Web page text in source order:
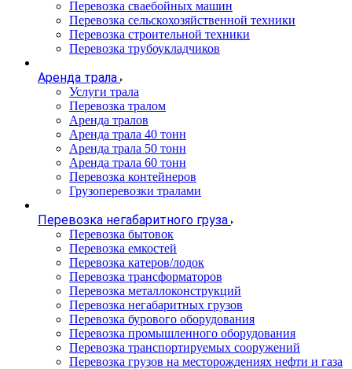
Перевозка сваебойных машин
Перевозка сельскохозяйственной техники
Перевозка строительной техники
Перевозка трубоукладчиков
Аренда трала
Услуги трала
Перевозка тралом
Аренда тралов
Аренда трала 40 тонн
Аренда трала 50 тонн
Аренда трала 60 тонн
Перевозка контейнеров
Грузоперевозки тралами
Перевозка негабаритного груза
Перевозка бытовок
Перевозка емкостей
Перевозка катеров/лодок
Перевозка трансформаторов
Перевозка металлоконструкций
Перевозка негабаритных грузов
Перевозка бурового оборудования
Перевозка промышленного оборудования
Перевозка транспортируемых сооружений
Перевозка грузов на месторождениях нефти и газа